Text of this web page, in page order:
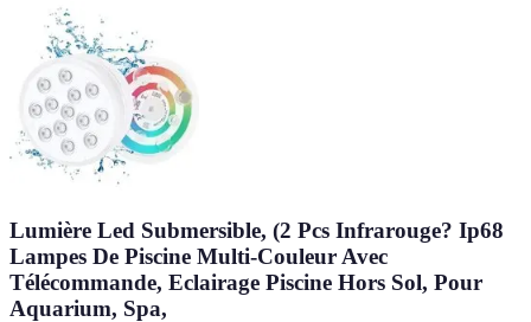
Lumière Led Submersible, (2 Pcs Infrarouge? Ip68
Lampes De Piscine Multi-Couleur Avec
Télécommande, Eclairage Piscine Hors Sol, Pour
Aquarium, Spa,